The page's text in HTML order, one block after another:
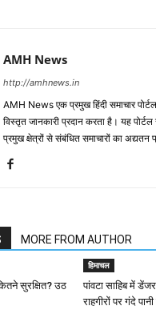
AMH News
http://amhnews.in
AMH News एक प्रमुख हिंदी समाचार
विस्तृत जानकारी प्रदान करता है। यह
प्रमुख क्षेत्रों से संबंधित समाचारों का अद्यतन
MORE FROM AUTHOR
कितने सुरक्षित? उठ
हिमाचल
पांवटा साहिब में
राहगीरों पर गंदे